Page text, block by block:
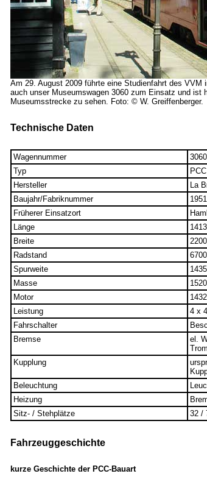
Am 29. August 2009 führte eine Studienfahrt des
auch unser Museumswagen 3060 zum Einsatz und ist
Museumsstrecke zu sehen. Foto: © W. Greiffenberger.
Technische Daten
Wagennummer
Typ
PCC
Hersteller
La
Baujahr/Fabriknummer
Früherer Einsatzort
Länge
Breite
Radstand
Spurweite
Masse
Motor
Leistung
4 x
Fahrschalter
Bremse
el.
Kupplung
Beleuchtung
Heizung
Sitz- / Stehplätze
32 /
Fahrzeuggeschichte
kurze Geschichte der PCC-Bauart